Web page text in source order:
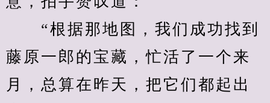
“根据那地图，我们成功找到
藤原一郎的宝藏，忙活了一个来
月，总算在昨天，把它们都起出